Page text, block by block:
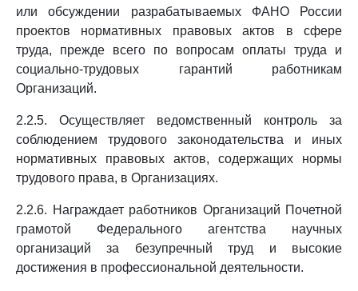
или обсуждении разрабатываемых ФАНО России
проектов нормативных правовых актов в сфере
труда, прежде всего по вопросам оплаты труда и
социально-трудовых гарантий работникам
Организаций.
2.2.5. Осуществляет ведомственный контроль за
соблюдением трудового законодательства и иных
нормативных правовых актов, содержащих нормы
трудового права, в Организациях.
2.2.6. Награждает работников Организаций Почетной
грамотой Федерального агентства научных
организаций за безупречный труд и высокие
достижения в профессиональной деятельности.